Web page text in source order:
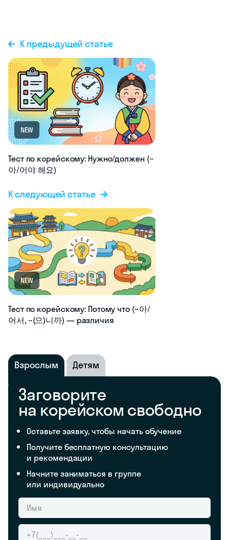
К предыдущей статье
NEW
Тест по корейскому: Нужно/должен (~
아/어야 해요)
К следующей статье
NEW
Тест по корейскому: Потому что (~아/
어서, ~(으)니까) — различия
Взрослым Детям
Заговорите
на корейском свободно
Оставьте заявку, чтобы начать обучение
Получите бесплатную консультацию
и рекомендации
Начните заниматься в группе
или индивидуально